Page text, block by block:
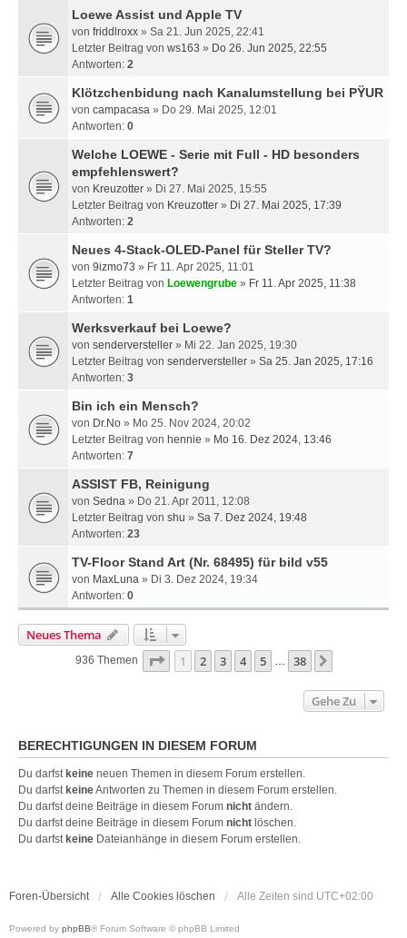
Loewe Assist und Apple TV
von friddlroxx » Sa 21. Jun 2025, 22:41
Letzter Beitrag von ws163 » Do 26. Jun 2025, 22:55
Antworten: 2
Klötzchenbidung nach Kanalumstellung bei PŸUR
von campacasa » Do 29. Mai 2025, 12:01
Antworten: 0
Welche LOEWE - Serie mit Full - HD besonders
empfehlenswert?
von Kreuzotter » Di 27. Mai 2025, 15:55
Letzter Beitrag von Kreuzotter » Di 27. Mai 2025, 17:39
Antworten: 2
Neues 4-Stack-OLED-Panel für Steller TV?
von 9izmo73 » Fr 11. Apr 2025, 11:01
Letzter Beitrag von Loewengrube » Fr 11. Apr 2025, 11:38
Antworten: 1
Werksverkauf bei Loewe?
von senderversteller » Mi 22. Jan 2025, 19:30
Letzter Beitrag von senderversteller » Sa 25. Jan 2025, 17:16
Antworten: 3
Bin ich ein Mensch?
von Dr.No » Mo 25. Nov 2024, 20:02
Letzter Beitrag von hennie » Mo 16. Dez 2024, 13:46
Antworten: 7
ASSIST FB, Reinigung
von Sedna » Do 21. Apr 2011, 12:08
Letzter Beitrag von shu » Sa 7. Dez 2024, 19:48
Antworten: 23
TV-Floor Stand Art (Nr. 68495) für bild v55
von MaxLuna » Di 3. Dez 2024, 19:34
Antworten: 0
Neues Thema
936 Themen Seite 1Von 38
1 2 3 4 5 … 38
Gehe Zu
BERECHTIGUNGEN IN DIESEM FORUM
Du darfst keine neuen Themen in diesem Forum erstellen.
Du darfst keineAntworten zu Themen in diesem Forum erstellen.
Du darfst deine Beiträge in diesem Forum nicht ändern.
Du darfst deine Beiträge in diesem Forum nicht löschen.
Du darfst keine Dateianhänge in diesem Forum erstellen.
Foren-Übersicht Alle Cookies löschen Alle Zeiten sind UTC+02:00
Powered by phpBB® Forum Software © phpBB Limited